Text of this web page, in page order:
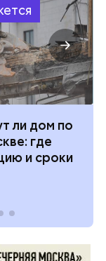
ли дом по
где
и сроки